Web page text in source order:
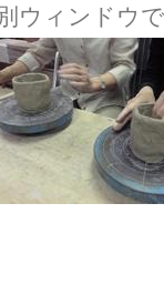
ウィンドウ